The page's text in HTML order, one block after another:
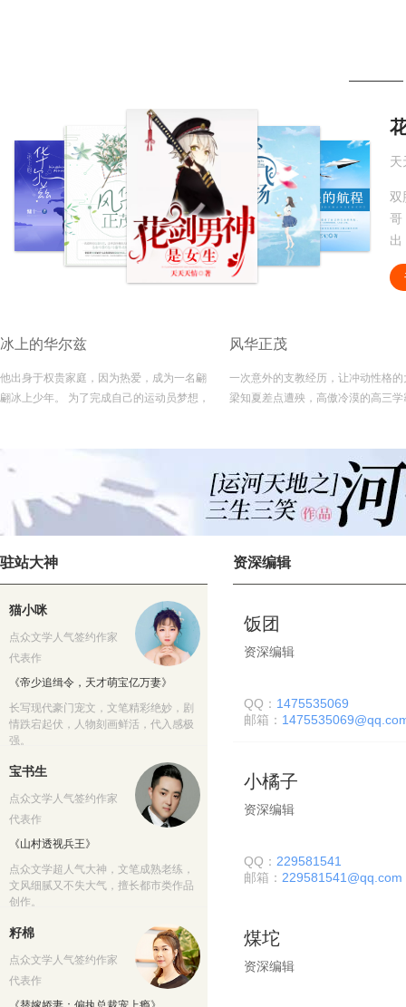
15 鸳鸯 走出大山的男人
苍
与
们
笑
深
风
冰上的华尔兹
他出身于权贵家庭，因为热爱，成为一名翩
翩冰上少年。 为了完成自己的运动员梦想，
下沉着，他有过巅峰，也有过低谷，享受过
山呼海啸般的欢呼，也曾遭受千夫所指，遇
强则更强，但有了她温暖的陪伴，哪怕是置
之死地也能涅磐重生……
风华正茂
一次意外的支教经历，让冲动性格的
梁知夏差点遭殃，高傲冷漠的高三学
个人在校园再次不期而遇，他们彼
己的内心做出接下来的选择……
驻站大神
猫小咪
点众文学人气签约作家
代表作
《帝少追缉令，天才萌宝亿万妻》
长写现代豪门宠文，文笔精彩绝妙，剧
情跌宕起伏，人物刻画鲜活，代入感极
强。
宝书生
点众文学人气签约作家
代表作
《山村透视兵王》
点众文学超人气大神，文笔成熟老练，
文风细腻又不失大气，擅长都市类作品
创作。
籽棉
点众文学人气签约作家
代表作
资深编辑
饭团
资深编辑
QQ： 1475535069
邮箱：
小橘子
资深编辑
QQ： 229581541
邮箱： 229581541@qq.com
煤坨
资深编辑